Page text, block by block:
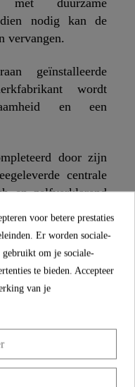
met duurzame
nodig kan de
vervangen.
geïnstalleerde
wordt
en een
door zijn
centrale
en zelfverklarend
zonder vakkundige
installatieset en
voor het
en eenvoudig te
voor betere prestaties
Er worden sociale-
gebruikt om je sociale-
te bieden. Accepteer
van je